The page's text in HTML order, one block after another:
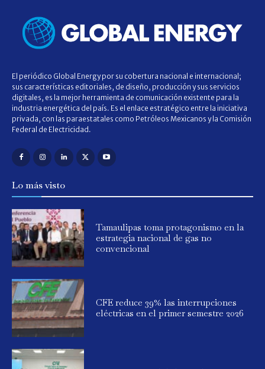
El periódico Global Energy por su cobertura nacional e internacional;
sus características editoriales, de diseño, producción y sus servicios
digitales, es la mejor herramienta de comunicación existente para la
industria energética del país. Es el enlace estratégico entre la iniciativa
privada, con las paraestatales como Petróleos Mexicanos y la Comisión
Federal de Electricidad.
Lo más visto
Tamaulipas toma protagonismo en la
estrategia nacional de gas no
convencional
CFE reduce 39% las interrupciones
eléctricas en el primer semestre 2026